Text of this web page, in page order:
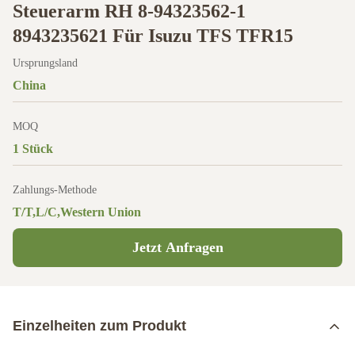
Steuerarm RH 8-94323562-1
8943235621 Für Isuzu TFS TFR15
Ursprungsland
China
MOQ
1 Stück
Zahlungs-Methode
T/T,L/C,Western Union
Jetzt Anfragen
Einzelheiten zum Produkt